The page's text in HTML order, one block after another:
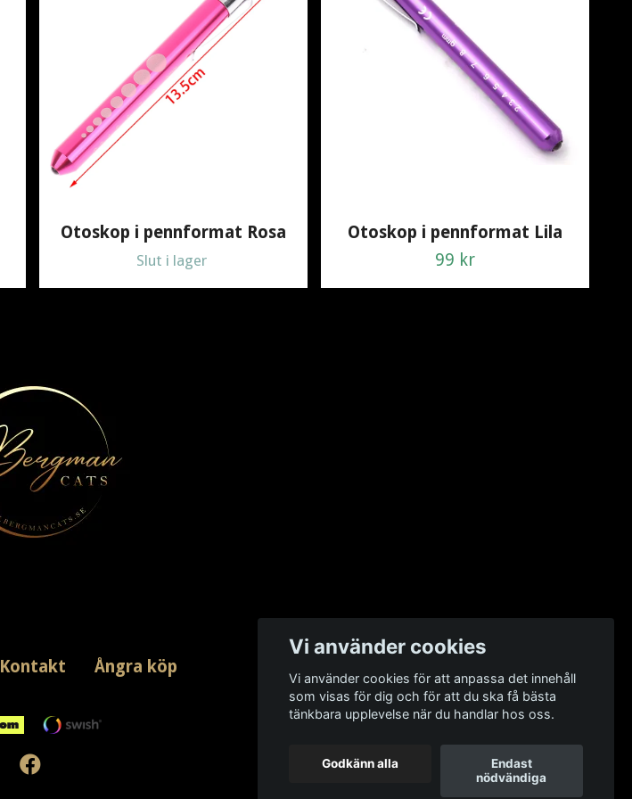
Otoskop i pennformat Rosa
Slut i lager
Otoskop i pennformat Lila
99 kr
Kontakt Ångra köp
Vi använder cookies
Vi använder cookies för att anpassa det innehåll
som visas för dig och för att du ska få bästa
tänkbara upplevelse när du handlar hos oss.
Godkänn alla
Endast
nödvändiga